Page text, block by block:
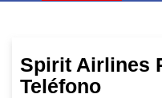
Spirit Airlines
Teléfono